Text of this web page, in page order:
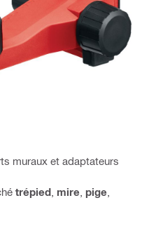
muraux et adaptateurs
trépied mire pige